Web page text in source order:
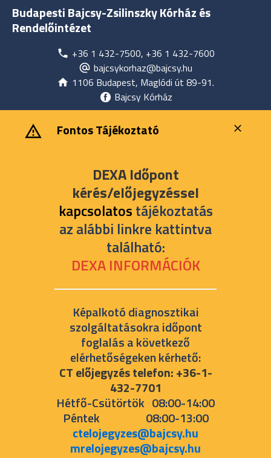
Budapesti Bajcsy-Zsilinszky Kórház és
Rendelőintézet
+36 1 432-7500, +36 1 432-7600
bajcsykorhaz@bajcsy.hu
1106 Budapest, Maglódi út 89-91.
Bajcsy Kórház
‎ ‎Fontos Tájékoztató
DEXA Időpont
kérés/előjegyzéssel
kapcsolatostájékoztatás
az alábbi linkre kattintva
található:
DEXA INFORMÁCIÓK
Képalkotó diagnosztikai
szolgáltatásokra időpont
foglalás a következő
elérhetőségeken kérhető:
CT előjegyzés telefon: +36-1-
432-7701
Hétfő-Csütörtök 08:00-14:00
Péntek 08:00-13:00
ctelojegyzes@bajcsy.hu
mrelojegyzes@bajcsy.hu